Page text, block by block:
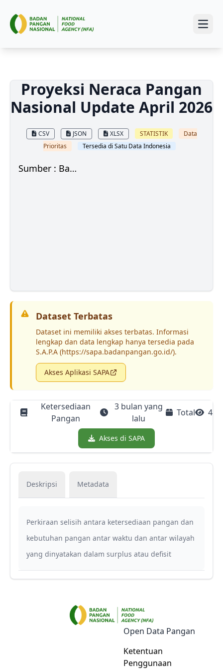
Open
Proyeksi Neraca Pangan
Nasional Update April 2026
CSV JSON XLSX STATISTIK
Data
Prioritas
Tersedia di Satu Data Indonesia
Sumber : Badan Pangan Nasional
Dataset Terbatas
Dataset ini memiliki akses terbatas. Informasi
lengkap dan data lengkap hanya tersedia pada
S.A.P.A (https://sapa.badanpangan.go.id/).
Akses Aplikasi SAPA
Ketersediaan
Pangan
3 bulan yang
lalu
Total 4
Download
Akses di SAPA
Deskripsi Metadata
Perkiraan selisih antara ketersediaan pangan dan
kebutuhan pangan antar waktu dan antar wilayah
yang dinyatakan dalam surplus atau defisit
Open Data Pangan
Ketentuan
Penggunaan